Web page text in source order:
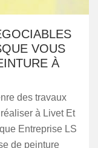
VOUS
À
des travaux
à Livet Et
Entreprise LS
de peinture